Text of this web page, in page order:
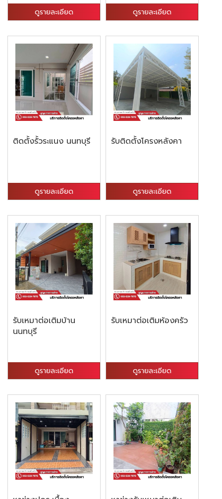
ดูรายละเอียด ดูรายละเอียด
ติดตั้งรั้วระแนง นนทบุรี
ดูรายละเอียด
รับติดตั้งโครงหลังคา
ดูรายละเอียด
รับเหมาต่อเติมบ้าน
นนทบุรี
ดูรายละเอียด
รับเหมาต่อเติมห้องครัว
ดูรายละเอียด